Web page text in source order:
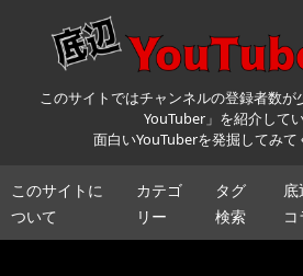
このサイトではチャンネルの登録者数が
YouTuber」を紹介してい
面白いYouTuberを発掘してみ
このサイトに
ついて
カテゴ
リー
タグ
検索